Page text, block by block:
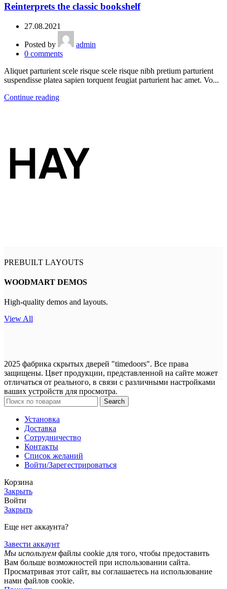
Reinterprets the classic bookshelf
27.08.2021
Posted by
admin
0 comments
Aliquet parturient scele risque scele risque nibh pretium parturient
suspendisse platea sapien torquent feugiat parturient hac amet. Vo...
Continue reading
PREBUILT LAYOUTS
WOODMART DEMOS
High-quality demos and layouts.
View All
2025 фабрика скрытых дверей "timedoors". Все права
защищены. Цвет продукции, представленной на сайте может
отличаться от реального, в связи с различными настройками
ваших устройств для просмотра.
Search
Установка
Доставка
Сотрудничество
Контакты
Список желаний
Войти/Зарегестрироваться
Корзина
Закрыть
Войти
Закрыть
Еще нет аккаунта?
Завести аккаунт
Мы используем файлы cookie для того, чтобы предоставить
Вам больше возможностей при использовании сайта.
Просматривая этот сайт, вы соглашаетесь на использование
нами файлов cookie.